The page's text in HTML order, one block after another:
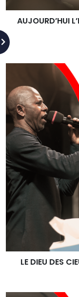
AUJOURD’HUI
LE DIEU DES